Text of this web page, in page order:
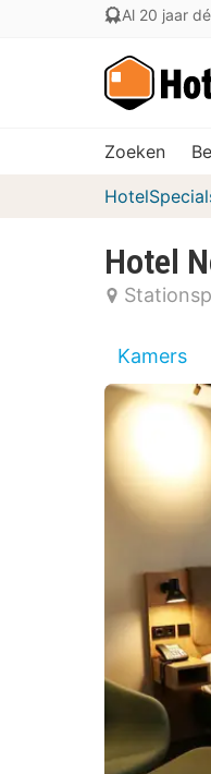
Al 20 jaar
Zoeken
Hotel
Kamers